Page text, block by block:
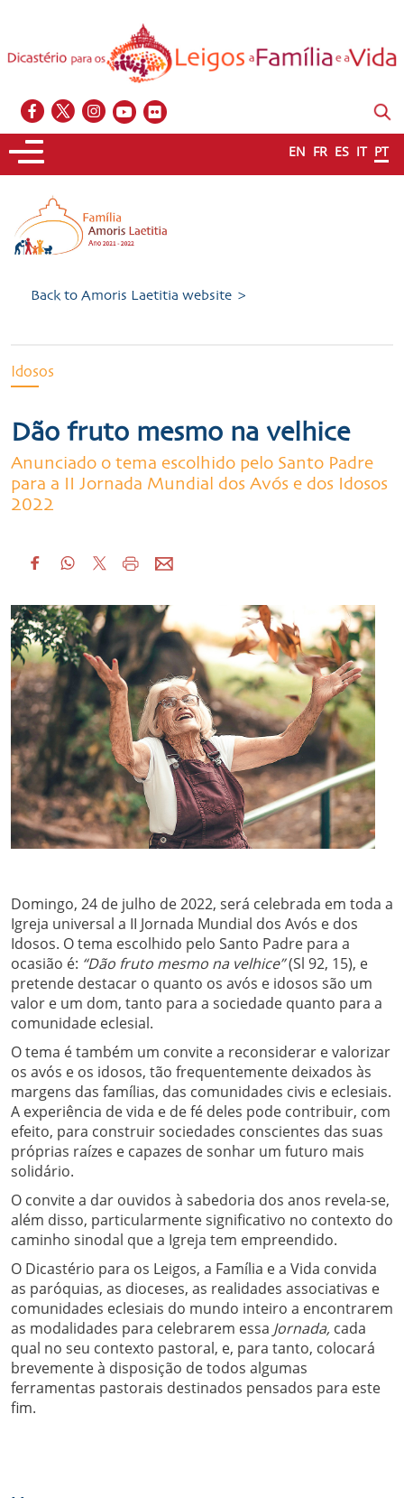
EN FR ES IT PT
Back to Amoris Laetitia website >
Idosos
Dão fruto mesmo na velhice
Anunciado o tema escolhido pelo Santo Padre
para a II Jornada Mundial dos Avós e dos Idosos
2022
Domingo, 24 de julho de 2022, será celebrada em toda a
Igreja universal a II Jornada Mundial dos Avós e dos
Idosos. O tema escolhido pelo Santo Padre para a
ocasião é: “Dão fruto mesmo na velhice”(Sl 92, 15), e
pretende destacar o quanto os avós e idosos são um
valor e um dom, tanto para a sociedade quanto para a
comunidade eclesial.
O tema é também um convite a reconsiderar e valorizar
os avós e os idosos, tão frequentemente deixados às
margens das famílias, das comunidades civis e eclesiais.
A experiência de vida e de fé deles pode contribuir, com
efeito, para construir sociedades conscientes das suas
próprias raízes e capazes de sonhar um futuro mais
solidário.
O convite a dar ouvidos à sabedoria dos anos revela-se,
além disso, particularmente significativo no contexto do
caminho sinodal que a Igreja tem empreendido.
O Dicastério para os Leigos, a Família e a Vida convida
as paróquias, as dioceses, as realidades associativas e
comunidades eclesiais do mundo inteiro a encontrarem
as modalidades para celebrarem essa Jornada, cada
qual no seu contexto pastoral, e, para tanto, colocará
brevemente à disposição de todos algumas
ferramentas pastorais destinados pensados para este
fim.